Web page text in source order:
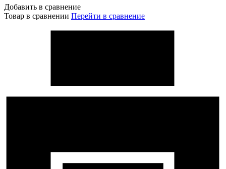
Добавить в сравнение
Товар в сравнении Перейти в сравнение